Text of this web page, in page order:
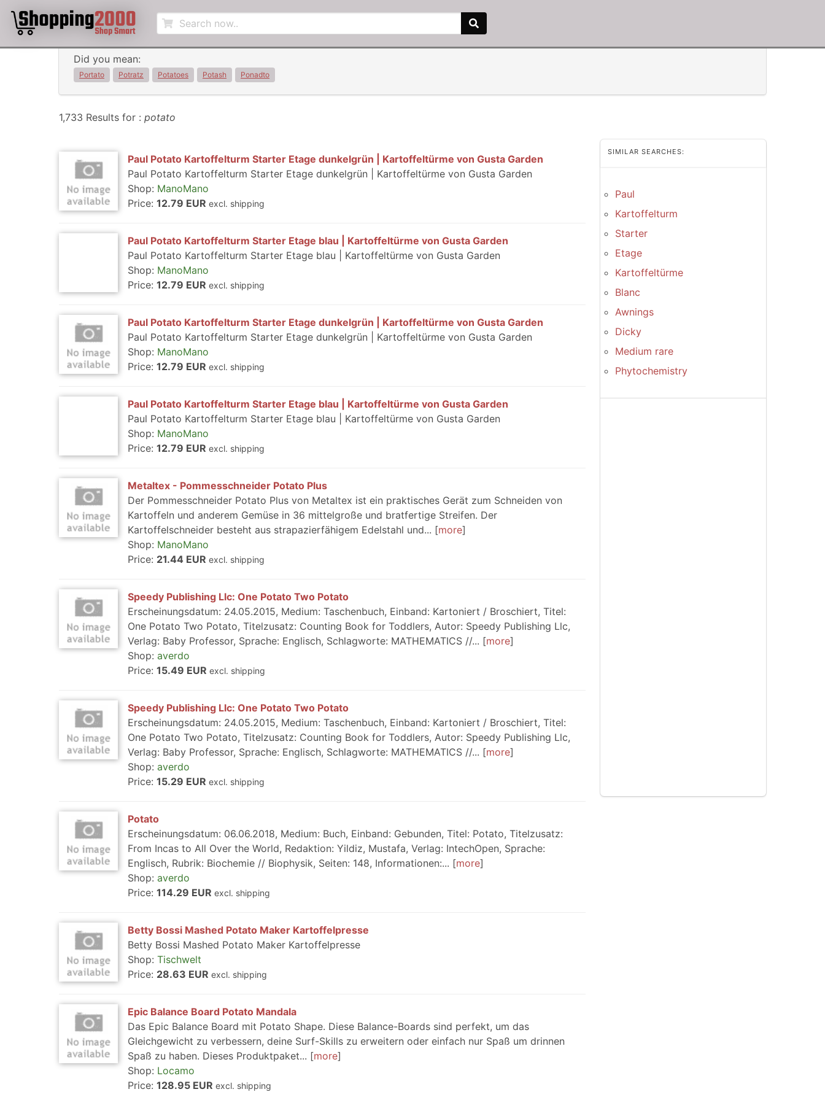
Did you mean:
Portato Potratz Potatoes Potash Ponadto
1,733 Results for : potato
Paul Potato Kartoffelturm Starter Etage dunkelgrün | Kartoffeltürme von Gusta Garden
Paul Potato Kartoffelturm Starter Etage dunkelgrün | Kartoffeltürme von Gusta Garden
Shop: ManoMano
Price: 12.79 EUR excl. shipping
Paul Potato Kartoffelturm Starter Etage blau | Kartoffeltürme von Gusta Garden
Paul Potato Kartoffelturm Starter Etage blau | Kartoffeltürme von Gusta Garden
Shop: ManoMano
Price: 12.79 EUR excl. shipping
Paul Potato Kartoffelturm Starter Etage dunkelgrün | Kartoffeltürme von Gusta Garden
Paul Potato Kartoffelturm Starter Etage dunkelgrün | Kartoffeltürme von Gusta Garden
Shop: ManoMano
Price: 12.79 EUR excl. shipping
Paul Potato Kartoffelturm Starter Etage blau | Kartoffeltürme von Gusta Garden
Paul Potato Kartoffelturm Starter Etage blau | Kartoffeltürme von Gusta Garden
Shop: ManoMano
Price: 12.79 EUR excl. shipping
Metaltex - Pommesschneider Potato Plus
Der Pommesschneider Potato Plus von Metaltex ist ein praktisches Gerät zum Schneiden von
Kartoffeln und anderem Gemüse in 36 mittelgroße und bratfertige Streifen. Der
Kartoffelschneider besteht aus strapazierfähigem Edelstahl und...
more
Shop: ManoMano
Price: 21.44 EUR excl. shipping
Speedy Publishing Llc: One Potato Two Potato
Erscheinungsdatum: 24.05.2015, Medium: Taschenbuch, Einband: Kartoniert / Broschiert, Titel:
One Potato Two Potato, Titelzusatz: Counting Book for Toddlers, Autor: Speedy Publishing Llc,
Verlag: Baby Professor, Sprache: Englisch, Schlagworte: MATHEMATICS //...
more
Shop: averdo
Price: 15.49 EUR excl. shipping
Speedy Publishing Llc: One Potato Two Potato
Erscheinungsdatum: 24.05.2015, Medium: Taschenbuch, Einband: Kartoniert / Broschiert, Titel:
One Potato Two Potato, Titelzusatz: Counting Book for Toddlers, Autor: Speedy Publishing Llc,
Verlag: Baby Professor, Sprache: Englisch, Schlagworte: MATHEMATICS //...
more
Shop: averdo
Price: 15.29 EUR excl. shipping
Potato
Erscheinungsdatum: 06.06.2018, Medium: Buch, Einband: Gebunden, Titel: Potato, Titelzusatz:
From Incas to All Over the World, Redaktion: Yildiz, Mustafa, Verlag: IntechOpen, Sprache:
Englisch, Rubrik: Biochemie // Biophysik, Seiten: 148, Informationen:...
more
Shop: averdo
Price: 114.29 EUR excl. shipping
Betty Bossi Mashed Potato Maker Kartoffelpresse
Betty Bossi Mashed Potato Maker Kartoffelpresse
Shop: Tischwelt
Price: 28.63 EUR excl. shipping
Epic Balance Board Potato Mandala
Das Epic Balance Board mit Potato Shape. Diese Balance-Boards sind perfekt, um das
Gleichgewicht zu verbessern, deine Surf-Skills zu erweitern oder einfach nur Spaß um drinnen
Spaß zu haben. Dieses Produktpaket...
more
Shop: Locamo
Price: 128.95 EUR excl. shipping
SIMILAR SEARCHES:
Paul
Kartoffelturm
Starter
Etage
Kartoffeltürme
Blanc
Awnings
Dicky
Medium rare
Phytochemistry